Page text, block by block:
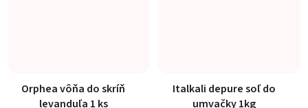
Orphea vôňa do skríň
levanduľa 1 ks
Italkali depure soľ do
umvačky 1kg